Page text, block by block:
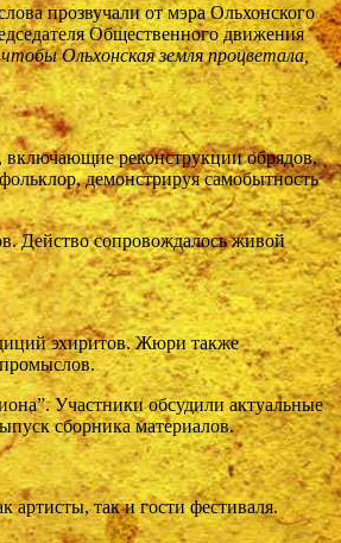
прозвучали от мэра Ольхонского
Общественного движения
Ольхонская земля процветала,
включающие реконструкции обрядов,
демонстрируя самобытность
Действо сопровождалось живой
эхиритов. Жюри также
Участники обсудили актуальные
сборника материалов.
так и гости фестиваля.